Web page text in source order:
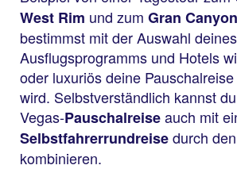
West Rim und zum Gran
bestimmst mit der Auswahl deines
Ausflugsprogramms und Hotels
oder luxuriös deine
wird. Selbstverständlich kannst
Vegas-Pauschalreiseauch mit
Selbstfahrerrundreisedurch
kombinieren.